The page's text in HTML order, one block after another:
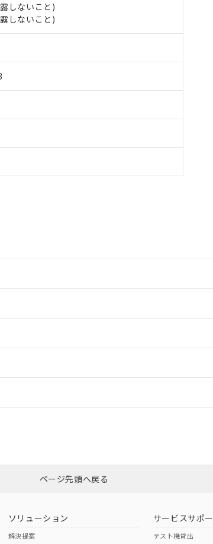
しないこと)
しないこと)
はこちら
（日本
（アメリカ
ページ先頭へ戻る
ソリューション
解決提案
サービスサポ
テスト機貸出